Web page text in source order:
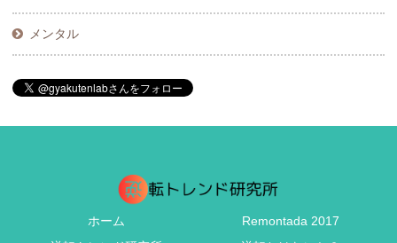
メンタル
ホーム
Remontada 2017